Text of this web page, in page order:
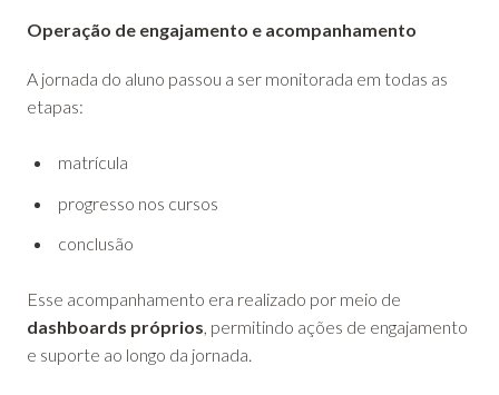
Operação de engajamento e acompanhamento
A jornada do aluno passou a ser monitorada em todas as
etapas:
matrícula
progresso nos cursos
conclusão
Esse acompanhamento era realizado por meio de
dashboards próprios, permitindo ações de engajamento
e suporte ao longo da jornada.